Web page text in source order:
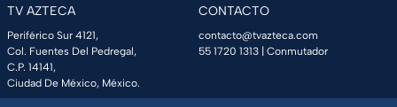
TV AZTECA
Periférico Sur 4121,
Col. Fuentes Del Pedregal,
C.P. 14141,
Ciudad De México, México.
CONTACTO
contacto@tvazteca.com
55 1720 1313 | Conmutador